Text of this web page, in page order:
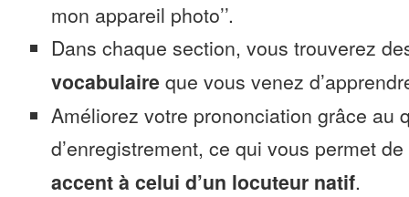
mon appareil photo’’.
Dans chaque section, vous trouverez
vocabulaire que vous venez
Améliorez votre prononciation grâce au
d’enregistrement, ce qui vous permet de
accent à celui d’un locuteur natif.